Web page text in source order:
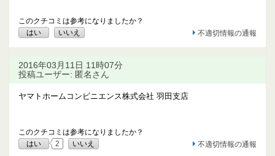
このクチコミは参考になりましたか？
はい
いいえ 不適切情報の通報
2016年03月11日 11時07分
投稿ユーザー: 匿名さん
ヤマトホームコンビニエンス株式会社 羽田支店
このクチコミは参考になりましたか？
はい
2 いいえ 不適切情報の通報